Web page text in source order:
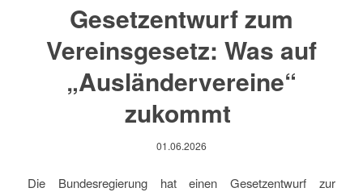
Gesetzentwurf zum
Vereinsgesetz: Was auf
„Ausländervereine“
zukommt
01.06.2026
Die Bundesregierung hat einen Gesetzentwurf zur